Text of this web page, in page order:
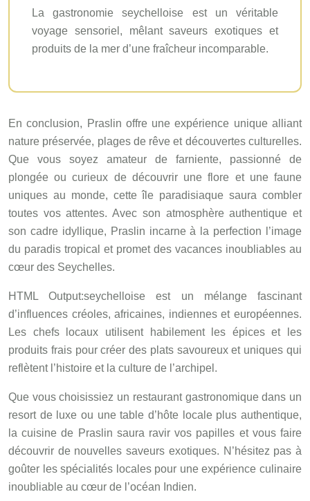
La gastronomie seychelloise est un véritable
voyage sensoriel, mêlant saveurs exotiques et
produits de la mer d’une fraîcheur incomparable.
En conclusion, Praslin offre une expérience unique alliant
nature préservée, plages de rêve et découvertes culturelles.
Que vous soyez amateur de farniente, passionné de
plongée ou curieux de découvrir une flore et une faune
uniques au monde, cette île paradisiaque saura combler
toutes vos attentes. Avec son atmosphère authentique et
son cadre idyllique, Praslin incarne à la perfection l’image
du paradis tropical et promet des vacances inoubliables au
cœur des Seychelles.
HTML Output:seychelloise est un mélange fascinant
d’influences créoles, africaines, indiennes et européennes.
Les chefs locaux utilisent habilement les épices et les
produits frais pour créer des plats savoureux et uniques qui
reflètent l’histoire et la culture de l’archipel.
Que vous choisissiez un restaurant gastronomique dans un
resort de luxe ou une table d’hôte locale plus authentique,
la cuisine de Praslin saura ravir vos papilles et vous faire
découvrir de nouvelles saveurs exotiques. N’hésitez pas à
goûter les spécialités locales pour une expérience culinaire
inoubliable au cœur de l’océan Indien.